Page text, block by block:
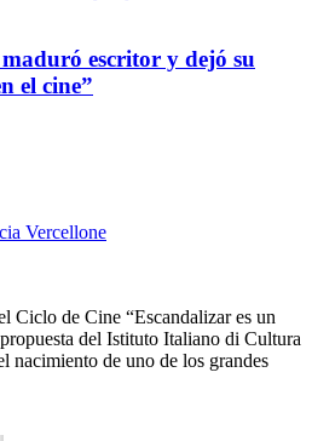
escritor y dejó su
el cine”
Vercellone
Ciclo de Cine “Escandalizar es un
del Istituto Italiano di Cultura
nacimiento de uno de los grandes